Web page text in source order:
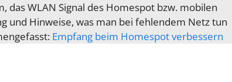
das WLAN Signal des Homespot bzw. mobilen
und Hinweise, was man bei fehlendem Netz tun
Empfang beim Homespot verbessern